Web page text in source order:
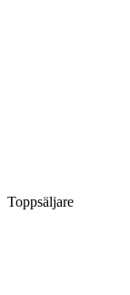
Toppsäljare